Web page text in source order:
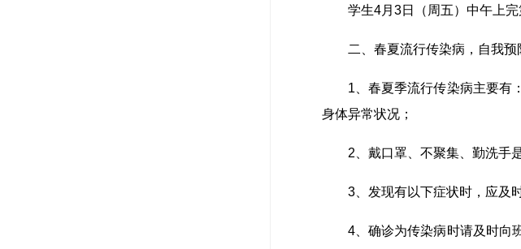
学生4月3日（周五）中午上
二、春夏流行传染病，自我预
1、春夏季流行传染病主要有
身体异常状况；
2、戴口罩、不聚集、勤洗手
3、发现有以下症状时，应及
4、确诊为传染病时请及时向